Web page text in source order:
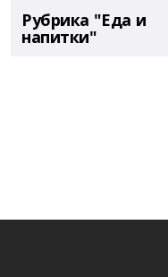
Рубрика "Еда и
напитки"